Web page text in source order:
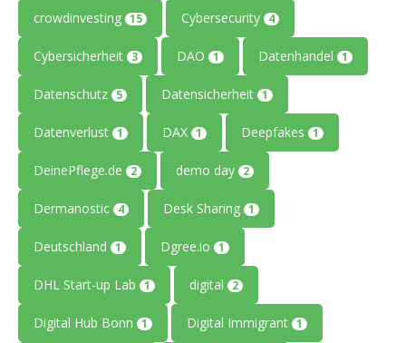
crowdinvesting 15 Cybersecurity 4
Cybersicherheit 3 DAO 1 Datenhandel 1
Datenschutz 5 Datensicherheit 1
Datenverlust 1 DAX 1 Deepfakes 1
DeinePflege.de 2 demo day 2
Dermanostic 4 Desk Sharing 1
Deutschland 1 Dgree.io 1
DHL Start-up Lab 1 digital 2
Digital Hub Bonn 1 Digital Immigrant 1